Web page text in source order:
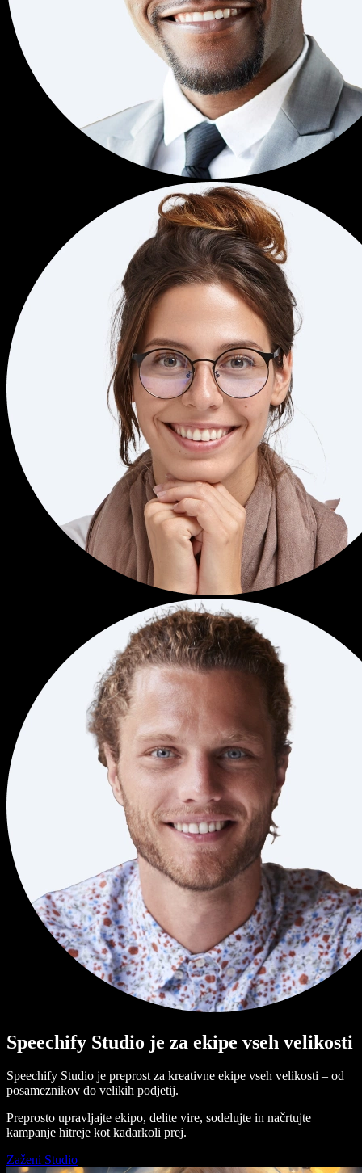
Speechify Studio je za ekipe vseh velikosti
Speechify Studio je preprost za kreativne ekipe vseh velikosti – od
posameznikov do velikih podjetij.
Preprosto upravljajte ekipo, delite vire, sodelujte in načrtujte
kampanje hitreje kot kadarkoli prej.
Zaženi Studio